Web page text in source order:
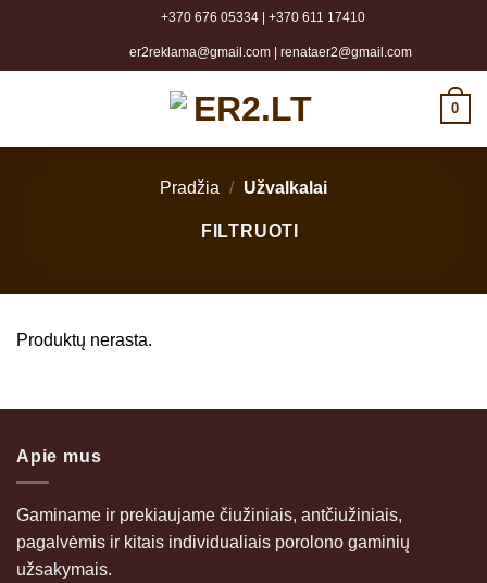
content
+370 676 05334| +370 611 17410
er2reklama@gmail.com| renataer2@gmail.com
0
Pradžia / Užvalkalai
FILTRUOTI
Produktų nerasta.
Apie mus
Gaminame ir prekiaujame čiužiniais, antčiužiniais,
pagalvėmis ir kitais individualiais porolono gaminių
užsakymais.